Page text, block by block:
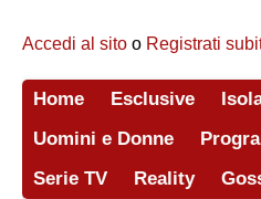
Accedi al sito o Registrati
Home Esclusive
Uomini e Donne
Serie TV
Reality